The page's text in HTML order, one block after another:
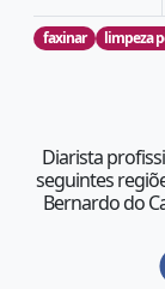
faxinar limpeza
Diarista
seguintes
Bernardo do